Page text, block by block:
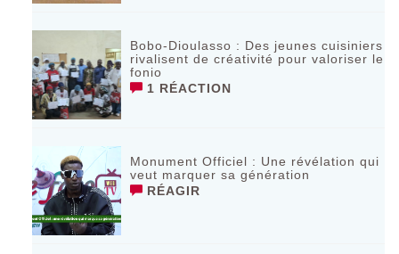
Bobo-Dioulasso : Des jeunes cuisiniers
rivalisent de créativité pour valoriser le
fonio
1 RÉACTION
Monument Officiel : Une révélation qui
veut marquer sa génération
RÉAGIR